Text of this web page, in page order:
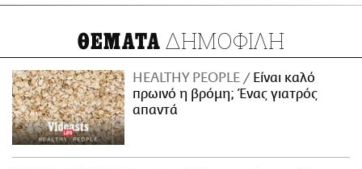
ΘΕΜΑΤΑ ΔΗΜΟΦΙΛΗ
HEALTHY PEOPLE
Είναι καλό
πρωινό η βρόμη; Ένας γιατρός
απαντά